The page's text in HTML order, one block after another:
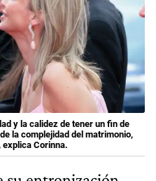
y la calidez de tener un fin de
la complejidad del matrimonio,
explica Corinna.